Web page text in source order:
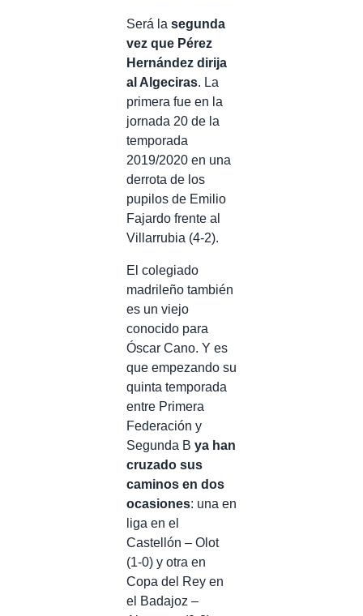
Será la segunda
vez que Pérez
Hernández dirija
al Algeciras. La
primera fue en la
jornada 20 de la
temporada
2019/2020 en una
derrota de los
pupilos de Emilio
Fajardo frente al
Villarrubia (4-2).
El colegiado
madrileño también
es un viejo
conocido para
Óscar Cano. Y es
que empezando su
quinta temporada
entre Primera
Federación y
Segunda B ya han
cruzado sus
caminos en dos
ocasiones: una en
liga en el
Castellón – Olot
(1-0) y otra en
Copa del Rey en
el Badajoz –